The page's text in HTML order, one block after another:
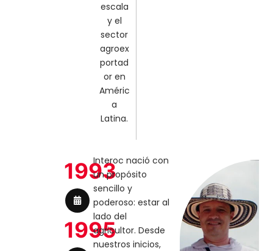
escala
y el
sector
agroex
portad
or en
Améric
a
Latina.
1993
1995
Interoc nació con
un propósito
sencillo y
poderoso: estar al
lado del
agricultor. Desde
nuestros inicios,